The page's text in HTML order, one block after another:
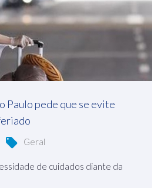
Paulo pede que se evite
Geral
de cuidados diante da